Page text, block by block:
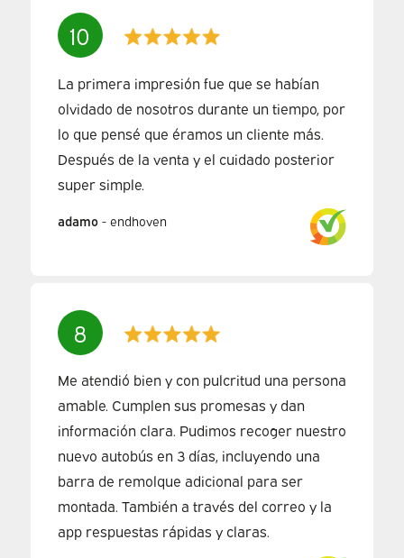
10
La primera impresión fue que se habían
olvidado de nosotros durante un tiempo, por
lo que pensé que éramos un cliente más.
Después de la venta y el cuidado posterior
super simple.
adamo - endhoven
8
Me atendió bien y con pulcritud una persona
amable. Cumplen sus promesas y dan
información clara. Pudimos recoger nuestro
nuevo autobús en 3 días, incluyendo una
barra de remolque adicional para ser
montada. También a través del correo y la
app respuestas rápidas y claras.